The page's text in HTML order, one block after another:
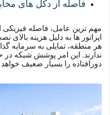
فاصله از دکل های
مهم ترین عامل، فاصله فیزیکی
اپراتور ها به دلیل هزینه بالای
هر منطقه، تمایلی به سرمایه
ندارند. این امر پوشش شبکه
دورافتاده را بسیار ضعیف